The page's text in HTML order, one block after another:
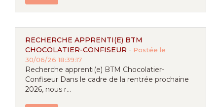
RECHERCHE APPRENTI(E) BTM
CHOCOLATIER-CONFISEUR - Postée le
30/06/26 18:39:17
Recherche apprenti(e) BTM Chocolatier-
Confiseur Dans le cadre de la rentrée prochaine
2026, nous r...